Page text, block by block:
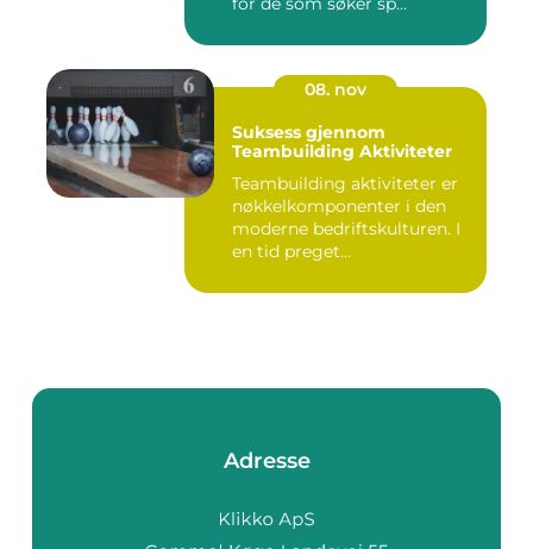
08. nov
Suksess gjennom
Teambuilding Aktiviteter
Teambuilding aktiviteter er
nøkkelkomponenter i den
moderne bedriftskulturen. I
en tid preget...
Adresse